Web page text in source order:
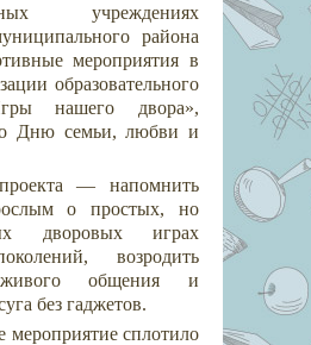
учреждениях
района
мероприятия в
образовательного
нашего двора»,
Дню семьи, любви и
— напомнить
о простых, но
дворовых играх
возродить
общения и
без гаджетов.
мероприятие сплотило